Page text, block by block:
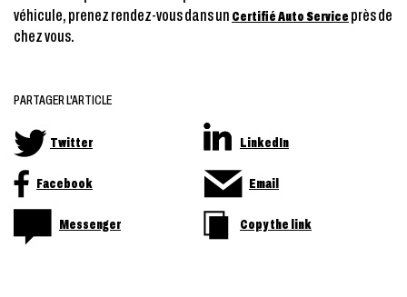
véhicule, prenez rendez-vous dans un Certifié Auto Service près de
chez vous.
PARTAGER L'ARTICLE
Twitter LinkedIn
Facebook Email
Messenger Copy the link